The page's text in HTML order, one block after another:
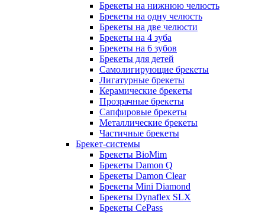
Брекеты на нижнюю челюсть
Брекеты на одну челюсть
Брекеты на две челюсти
Брекеты на 4 зуба
Брекеты на 6 зубов
Брекеты для детей
Самолигирующие брекеты
Лигатурные брекеты
Керамические брекеты
Прозрачные брекеты
Сапфировые брекеты
Металлические брекеты
Частичные брекеты
Брекет-системы
Брекеты BioMim
Брекеты Damon Q
Брекеты Damon Clear
Брекеты Mini Diamond
Брекеты Dynaflex SLX
Брекеты CePass